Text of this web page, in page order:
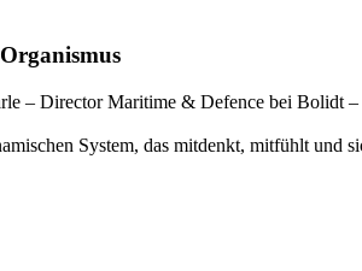
– Director Maritime & Defence bei Bolidt
System, das mitdenkt, mitfühlt und